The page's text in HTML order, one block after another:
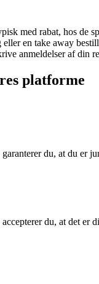
med rabat, hos de
eller en take away
anmeldelser af din
platforme
du, at du er
du, at det